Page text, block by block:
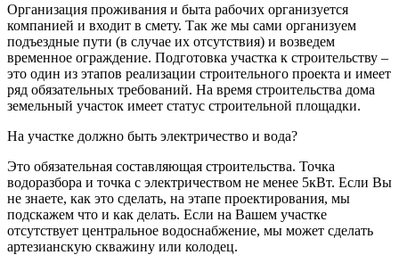
Организация проживания и быта рабочих организуется
компанией и входит в смету. Так же мы сами организуем
подъездные пути (в случае их отсутствия) и возведем
временное ограждение. Подготовка участка к строительству –
это один из этапов реализации строительного проекта и имеет
ряд обязательных требований. На время строительства дома
земельный участок имеет статус строительной площадки.
На участке должно быть электричество и вода?
Это обязательная составляющая строительства. Точка
водоразбора и точка с электричеством не менее 5кВт. Если Вы
не знаете, как это сделать, на этапе проектирования, мы
подскажем что и как делать. Если на Вашем участке
отсутствует центральное водоснабжение, мы может сделать
артезианскую скважину или колодец.